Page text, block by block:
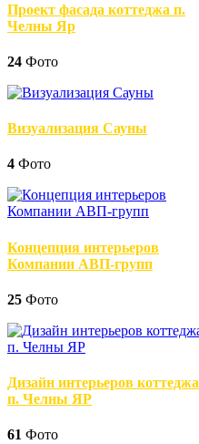
Проект фасада коттеджа п.
Челны Яр
24 Фото
Визуализация Сауны
4 Фото
Концепция интерьеров
Компании АВП-групп
25 Фото
Дизайн интерьеров коттеджа
п. Челны ЯР
61 Фото